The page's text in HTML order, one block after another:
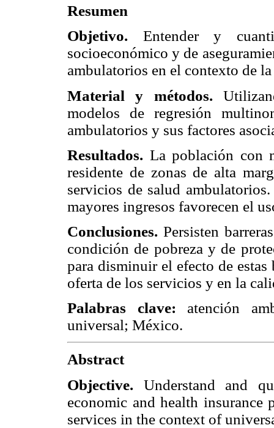
Resumen
Objetivo. Entender y
socioeconómico y de
ambulatorios en el contexto de
Material y métodos.
modelos de regresión
ambulatorios y sus factores
Resultados. La población con
residente de zonas de alta
servicios de salud
mayores ingresos favorecen el
Conclusiones. Persisten
condición de pobreza y de
para disminuir el efecto de estas
oferta de los servicios y en la
Palabras clave: atención
universal; México.
Abstract
Objective. Understand and
economic and health
services in the context of